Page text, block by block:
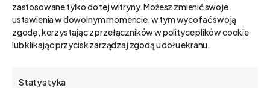
zastosowane tylko do tej witryny. Możesz zmienić swoje
ustawienia w dowolnym momencie, w tym wycofać swoją
zgodę, korzystając z przełączników w polityce plików cookie
lub klikając przycisk zarządzaj zgodą u dołu ekranu.
Statystyka
Advisor Biznes
Funkcjonalności
system dla firm B2B. To